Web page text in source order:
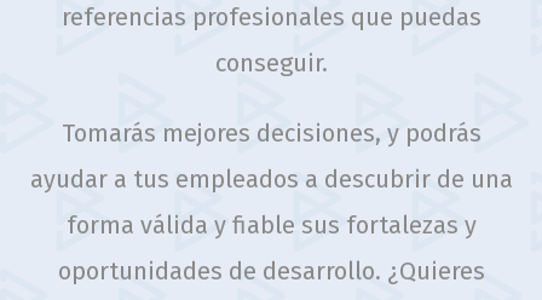
referencias profesionales que puedas
conseguir.
Tomarás mejores decisiones, y podrás
ayudar a tus empleados a descubrir de una
forma válida y fiable sus fortalezas y
oportunidades de desarrollo. ¿Quieres